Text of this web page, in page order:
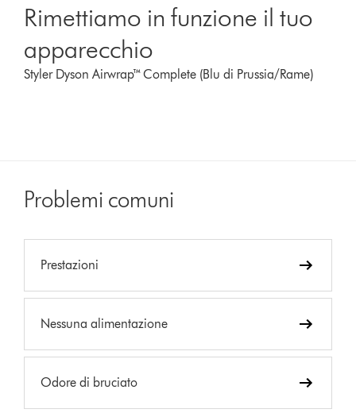
Rimettiamo in funzione il tuo
apparecchio
Styler Dyson Airwrap™ Complete (Blu di Prussia/Rame)
Problemi comuni
Prestazioni
Nessuna alimentazione
Odore di bruciato